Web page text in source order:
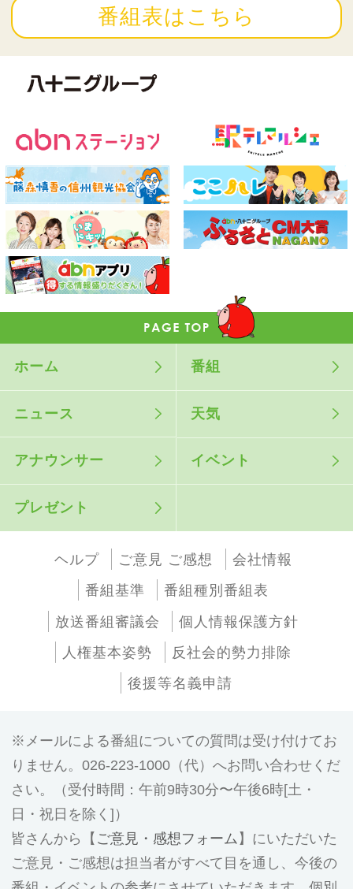
番組表はこちら
ホーム 番組
ニュース 天気
アナウンサー イベント
プレゼント
ヘルプ ご意見 ご感想
会社情報
番組基準
番組種別番組表
放送番組審議会
個人情報保護方針
人権基本姿勢
反社会的勢力排除
後援等名義申請
メールによる番組についての質問は受け付けてお
りません。026-223-1000（代）へお問い合わせくだ
さい。（受付時間：午前9時30分〜午後6時[土・
日・祝日を除く]）
皆さんから【 ご意見・感想フォーム 】にいただいた
ご意見・ご感想は担当者がすべて目を通し、今後の